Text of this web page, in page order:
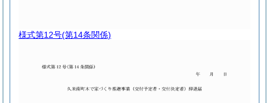
様式第12号(第14条関係)